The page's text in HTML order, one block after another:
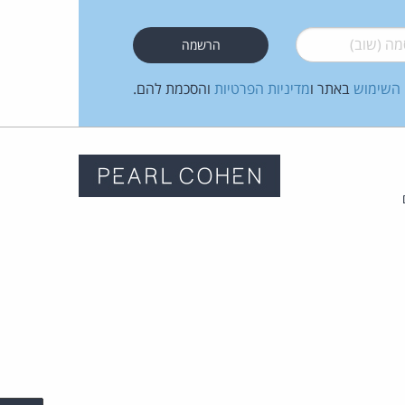
(שוב)*
השימוש באתר ומדיניות הפרטיות והסכמת להם.